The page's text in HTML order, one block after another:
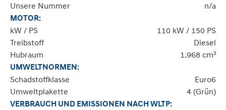
Unsere Nummer
n/a
MOTOR:
kW / PS
110 kW / 150 PS
Treibstoff
Diesel
Hubraum
1.968 cm³
UMWELTNORMEN:
Schadstoffklasse
Euro6
Umweltplakette
4 (Grün)
VERBRAUCH UND EMISSIONEN NACH WLTP: